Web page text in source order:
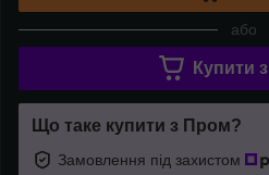
або
Купити з
Що таке купити з Пром?
Замовлення під захистом